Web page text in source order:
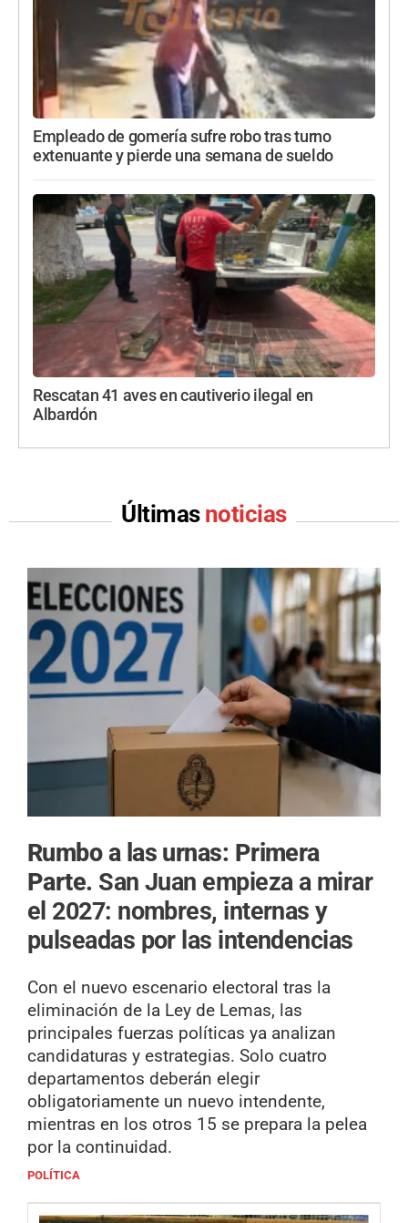
Empleado de gomería sufre robo tras turno
extenuante y pierde una semana de sueldo
Rescatan 41 aves en cautiverio ilegal en
Albardón
Últimas noticias
Rumbo a las urnas: Primera
Parte. San Juan empieza a mirar
el 2027: nombres, internas y
pulseadas por las intendencias
Con el nuevo escenario electoral tras la
eliminación de la Ley de Lemas, las
principales fuerzas políticas ya analizan
candidaturas y estrategias. Solo cuatro
departamentos deberán elegir
obligatoriamente un nuevo intendente,
mientras en los otros 15 se prepara la pelea
por la continuidad.
POLÍTICA